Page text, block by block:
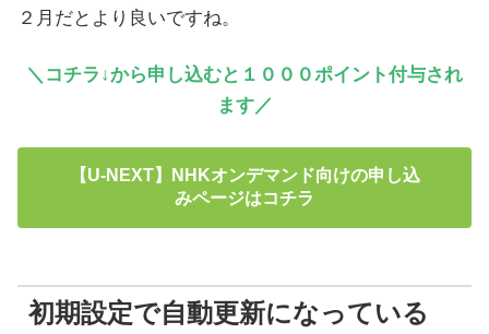
２月だとより良いですね。
＼コチラ↓から申し込むと１０００ポイント付与され
ます／
【U-NEXT】NHKオンデマンド向けの申し込
みページはコチラ
初期設定で自動更新になっている